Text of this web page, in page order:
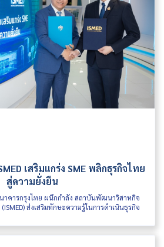
เสริมแกร่ง SME พลิกธุรกิจไทย
สู่ความยั่งยืน
าคารกรุงไทย ผนึกกำลัง สถาบันพัฒนาวิสาหกิจ
ส่งเสริมทักษะความรู้ในการดำเนินธุรกิจ